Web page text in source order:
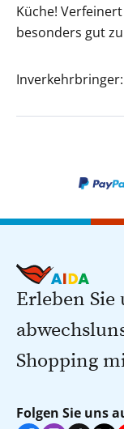
Küche!
besonders gut
Inverkehrbringer:
Erleben Sie
Shopping
Folgen Sie uns